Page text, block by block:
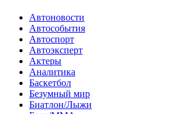
Автоновости
Автособытия
Автоспорт
Автоэксперт
Актеры
Аналитика
Баскетбол
Безумный мир
Биатлон/Лыжи